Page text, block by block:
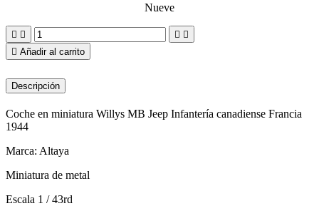
Nueve
   
 Añadir al carrito
Descripción
Coche en miniatura Willys MB Jeep Infantería canadiense Francia
1944
Marca: Altaya
Miniatura de metal
Escala 1 / 43rd